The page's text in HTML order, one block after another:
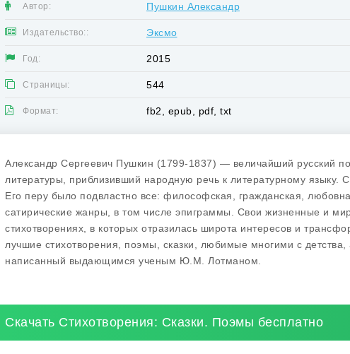
Автор: Пушкин Александр
Издательство:: Эксмо
Год: 2015
Страницы: 544
Формат: fb2, epub, pdf, txt
Александр Сергеевич Пушкин (1799-1837) — величайший русский
литературы, приблизивший народную речь к литературному языку.
Его перу было подвластно все: философская, гражданская,
сатирические жанры, в том числе эпиграммы. Свои жизненные и
стихотворениях, в которых отразилась широта интересов и
лучшие стихотворения, поэмы, сказки, любимые многими с детства,
написанный выдающимся ученым Ю.М. Лотманом.
Скачать Стихотворения: Сказки. Поэмы бесплатно